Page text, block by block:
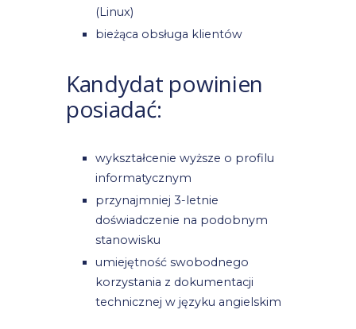
(Linux)
bieżąca obsługa klientów
Kandydat powinien
posiadać:
wykształcenie wyższe o profilu
informatycznym
przynajmniej 3-letnie
doświadczenie na podobnym
stanowisku
umiejętność swobodnego
korzystania z dokumentacji
technicznej w języku angielskim